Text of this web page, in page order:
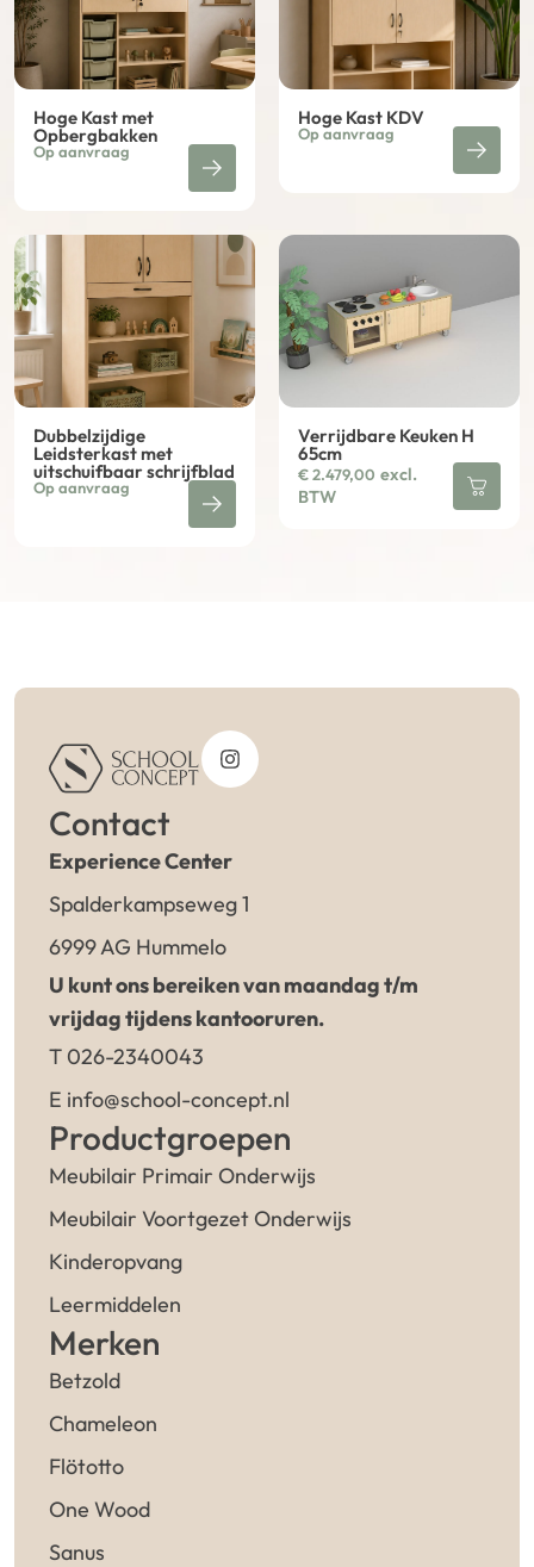
Hoge Kast met
Opbergbakken
Op aanvraag
Hoge Kast KDV
Op aanvraag
Dubbelzijdige
Leidsterkast met
uitschuifbaar schrijfblad
Op aanvraag
Verrijdbare Keuken H
65cm
€2.479,00 excl.
BTW
Contact
Experience Center
Spalderkampseweg 1
6999 AG Hummelo
U kunt ons bereiken van maandag t/m
vrijdag tijdens kantooruren.
T 026-2340043
E info@school-concept.nl
Productgroepen
Meubilair Primair Onderwijs
Meubilair Voortgezet Onderwijs
Kinderopvang
Leermiddelen
Merken
Betzold
Chameleon
Flötotto
One Wood
Sanus